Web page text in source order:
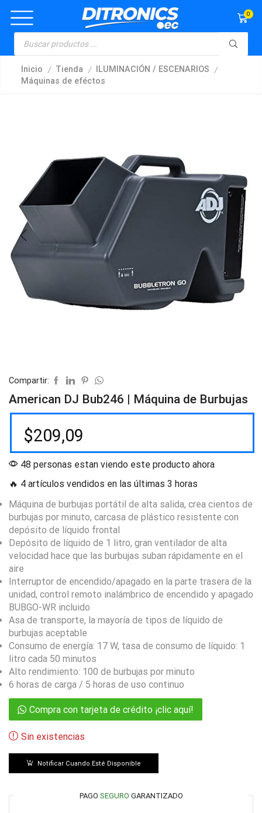
0
Inicio / Tienda / ILUMINACIÓN / ESCENARIOS /
Máquinas de eféctos
Compartir:
American DJ Bub246 | Máquina de Burbujas
$209,09
48 personas estan viendo este producto ahora
🔥 4 artículos vendidos en las últimas 3 horas
Máquina de burbujas portátil de alta salida, crea cientos de
burbujas por minuto, carcasa de plástico resistente con
depósito de líquido frontal
Depósito de líquido de 1 litro, gran ventilador de alta
velocidad hace que las burbujas suban rápidamente en el
aire
Interruptor de encendido/apagado en la parte trasera de la
unidad, control remoto inalámbrico de encendido y apagado
BUBGO-WR incluido
Asa de transporte, la mayoría de tipos de líquido de
burbujas aceptable
Consumo de energía: 17 W, tasa de consumo de líquido: 1
litro cada 50 minutos
Alto rendimiento: 100 de burbujas por minuto
6 horas de carga / 5 horas de uso continuo
Compra con tarjeta de crédito ¡clic aquí!
Sin existencias
Notificar Cuando Esté Disponible
PAGO SEGURO GARANTIZADO